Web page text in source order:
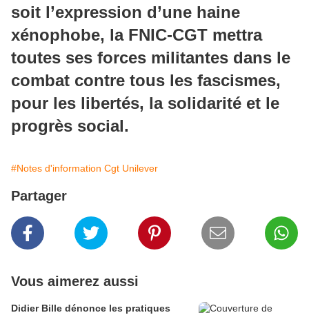
soit l’expression d’une haine
xénophobe, la FNIC-CGT mettra
toutes ses forces militantes dans le
combat contre tous les fascismes,
pour les libertés, la solidarité et le
progrès social.
#Notes d'information Cgt Unilever
Partager
Vous aimerez aussi
Didier Bille dénonce les pratiques